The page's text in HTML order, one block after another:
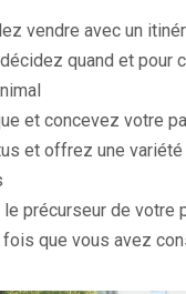
vendre avec un
décidez quand et
et concevez votre
et offrez une
précurseur de votre
que vous avez